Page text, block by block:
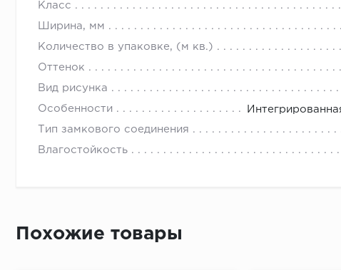
Класс
Ширина, мм
Количество в упаковке, (м кв.)
Оттенок
Вид рисунка
Особенности
Тип замкового соединения
Влагостойкость
Похожие товары